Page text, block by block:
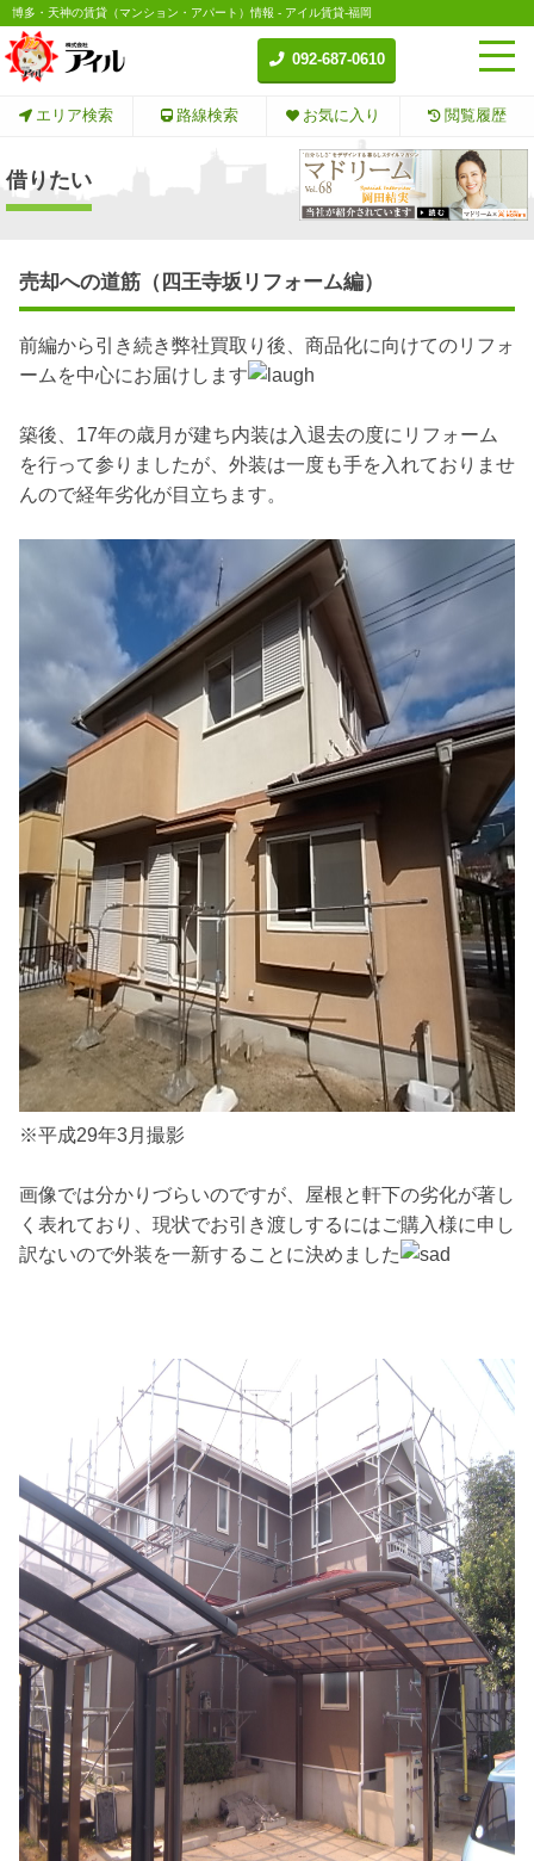
博多・天神の賃貸（マンション・アパート）情報 - アイル賃貸-福岡
092-687-0610
エリア検索 路線検索 お気に入り 閲覧履歴
借りたい
売却への道筋（四王寺坂リフォーム編）
前編から引き続き弊社買取り後、商品化に向けてのリフォ
ームを中心にお届けします
築後、17年の歳月が建ち内装は入退去の度にリフォーム
を行って参りましたが、外装は一度も手を入れておりませ
んので経年劣化が目立ちます。
※平成29年3月撮影
画像では分かりづらいのですが、屋根と軒下の劣化が著し
く表れており、現状でお引き渡しするにはご購入様に申し
訳ないので外装を一新することに決めました